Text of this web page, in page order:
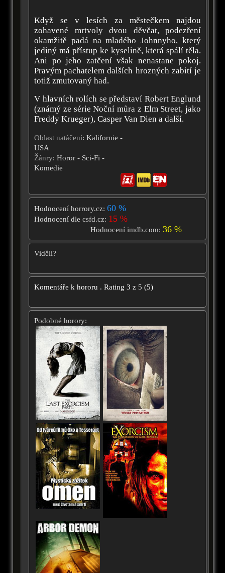
Když se v lesích za městečkem najdou
zohavené mrtvoly dvou děvčat, podezření
okamžitě padá na mladého Johnnyho, který
jediný má přístup ke kyselině, která spálí těla.
Ani po jeho zatčení však nenastane pokoj.
Pravým pachatelem dalších hrozných zabití je
totiž zmutovaný had.
V hlavních rolích se představí Robert Englund
(známý ze série Noční můra z Elm Street, jako
Freddy Krueger), Casper Van Dien a další.
Oblast natáčení: Kalifornie -
USA
Žánry: Horor - Sci-Fi -
Komedie
Hodnocení horrory.cz: 60 %
Hodnocení dle csfd.cz: 15 %
Hodnocení imdb.com:36 %
Viděli?
Komentáře k hororu . Rating 3 z 5 (5)
Podobné horory: